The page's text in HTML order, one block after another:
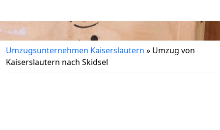
Umzugsunternehmen Kaiserslautern » Umzug von
Kaiserslautern nach Skidsel